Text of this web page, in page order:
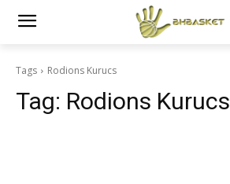
Tags Rodions Kurucs
Tag: Rodions Kurucs